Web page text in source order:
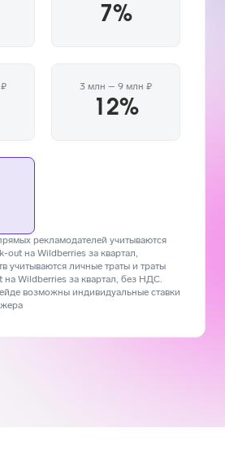
7%
3 млн – 9 млн ₽
12%
рекламодателей учитываются
out на Wildberries за квартал,
учитываются личные траты и траты
на Wildberries за квартал, без НДС.
возможны индивидуальные ставки